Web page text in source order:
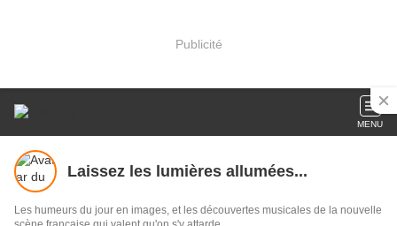
Publicité
MENU
Laissez les lumières allumées...
Les humeurs du jour en images, et les découvertes musicales de la nouvelle